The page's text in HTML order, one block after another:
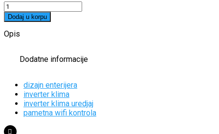
Quantity
Dodaj u korpu
Opis
Dodatne informacije
dizajn enterijera
inverter klima
inverter klima uredjaj
pametna wifi kontrola